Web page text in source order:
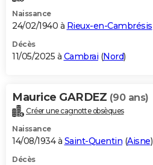
Naissance
24/02/1940 à Rieux-en-Cambrésis
Décès
11/05/2025 à Cambrai (Nord)
Maurice GARDEZ (90 ans)
Créer une cagnotte obsèques
Naissance
14/08/1934 à Saint-Quentin (Aisne)
Décès